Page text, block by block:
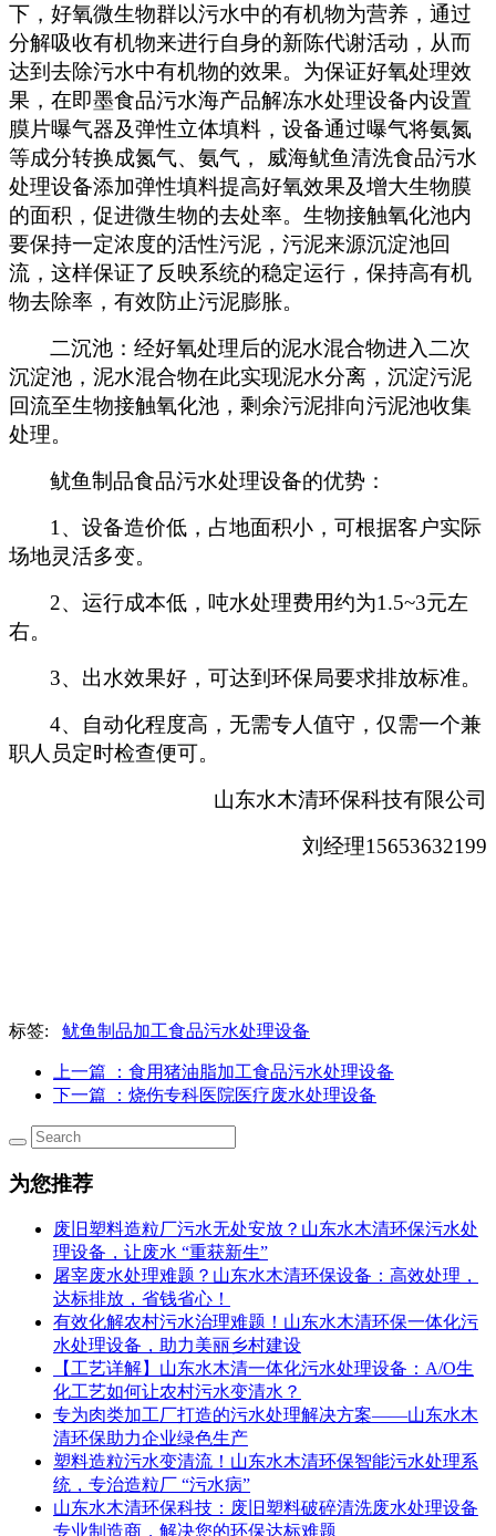
下，好氧微生物群以污水中的有机物为营养，通过
分解吸收有机物来进行自身的新陈代谢活动，从而
达到去除污水中有机物的效果。为保证好氧处理效
果，在即墨食品污水海产品解冻水处理设备内设置
膜片曝气器及弹性立体填料，设备通过曝气将氨氮
等成分转换成氮气、氨气， 威海鱿鱼清洗食品污水
处理设备添加弹性填料提高好氧效果及增大生物膜
的面积，促进微生物的去处率。生物接触氧化池内
要保持一定浓度的活性污泥，污泥来源沉淀池回
流，这样保证了反映系统的稳定运行，保持高有机
物去除率，有效防止污泥膨胀。
二沉池：经好氧处理后的泥水混合物进入二次
沉淀池，泥水混合物在此实现泥水分离，沉淀污泥
回流至生物接触氧化池，剩余污泥排向污泥池收集
处理。
鱿鱼制品食品污水处理设备的优势：
1 、设备造价低，占地面积小，可根据客户实际
场地灵活多变。
2、运行成本低，吨水处理费用约为1.5~3元左
右。
3、出水效果好，可达到环保局要求排放标准。
4、自动化程度高，无需专人值守，仅需一个兼
职人员定时检查便可。
山东水木清环保科技有限公司
刘经理15653632199
标签: 鱿鱼制品加工食品污水处理设备
上一篇
：食用猪油脂加工食品污水处理设备
下一篇
：烧伤专科医院医疗废水处理设备
为您推荐
废旧塑料造粒厂污水无处安放？山东水木清环保污水处
理设备，让废水 “重获新生”
屠宰废水处理难题？山东水木清环保设备：高效处理，
达标排放，省钱省心！
有效化解农村污水治理难题！山东水木清环保一体化污
水处理设备，助力美丽乡村建设
【工艺详解】山东水木清一体化污水处理设备：A/O生
化工艺如何让农村污水变清水？
专为肉类加工厂打造的污水处理解决方案——山东水木
清环保助力企业绿色生产
塑料造粒污水变清流！山东水木清环保智能污水处理系
统，专治造粒厂 “污水病”
山东水木清环保科技：废旧塑料破碎清洗废水处理设备
专业制造商，解决您的环保达标难题